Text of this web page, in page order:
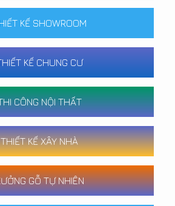
KẾ SHOWROOM
KẾ CHUNG CƯ
CÔNG NỘI THẤT
THIẾT KẾ XÂY NHÀ
GỖ TỰ NHIÊN